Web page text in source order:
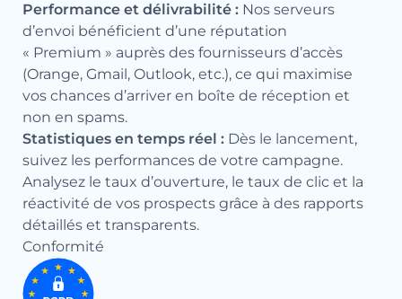
Performance et délivrabilité : Nos serveurs
d’envoi bénéficient d’une réputation
« Premium » auprès des fournisseurs d’accès
(Orange, Gmail, Outlook, etc.), ce qui maximise
vos chances d’arriver en boîte de réception et
non en spams.
Statistiques en temps réel : Dès le lancement,
suivez les performances de votre campagne.
Analysez le taux d’ouverture, le taux de clic et la
réactivité de vos prospects grâce à des rapports
détaillés et transparents.
Conformité